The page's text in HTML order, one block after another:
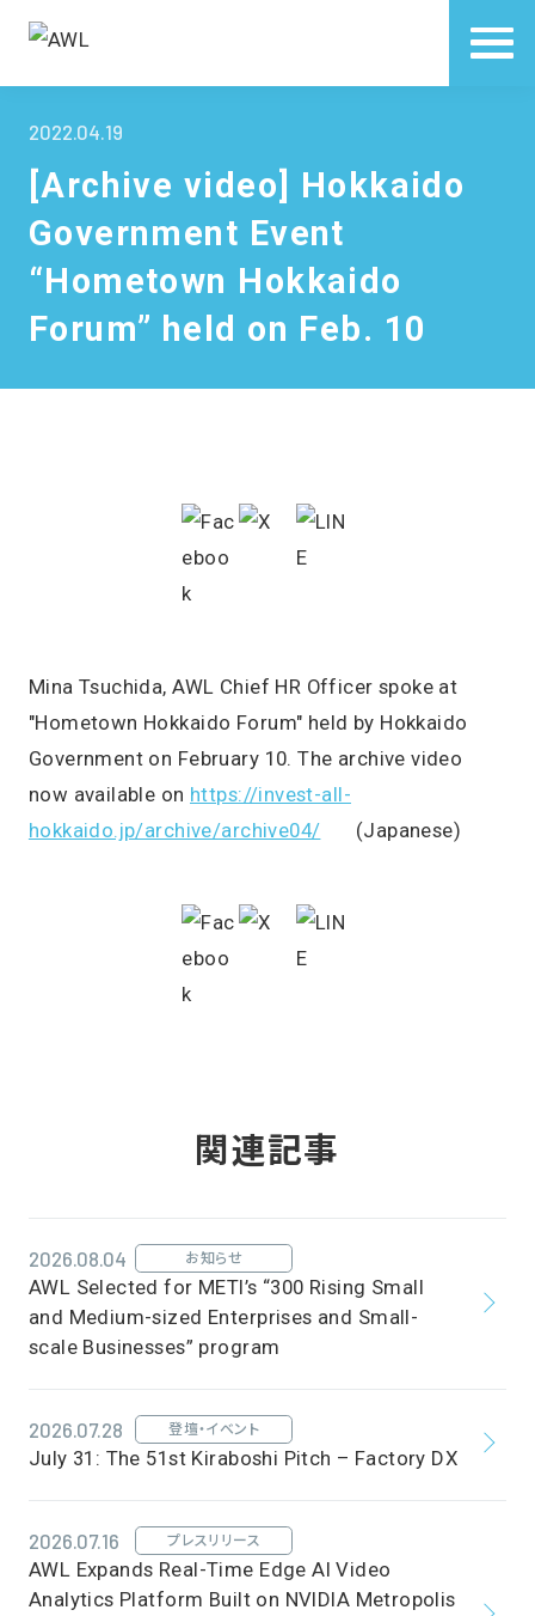
2022.04.19
[Archive video] Hokkaido
Government Event
“Hometown Hokkaido
Forum” held on Feb. 10
Mina Tsuchida, AWL Chief HR Officer spoke at
"Hometown Hokkaido Forum" held by Hokkaido
Government on February 10. The archive video
now available on https://invest-all-
hokkaido.jp/archive/archive04/
(Japanese)
関連記事
2026.08.04 お知らせ
AWL Selected for METI’s “300 Rising Small
and Medium-sized Enterprises and Small-
scale Businesses” program
2026.07.28 登壇・イベント
July 31: The 51st Kiraboshi Pitch – Factory DX
2026.07.16 プレスリリース
AWL Expands Real-Time Edge AI Video
Analytics Platform Built on NVIDIA Metropolis